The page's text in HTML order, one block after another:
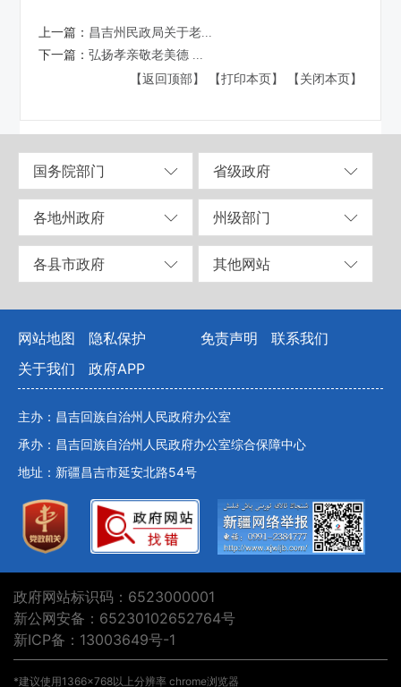
上一篇： 昌吉州民政局关于老...
下一篇：弘扬孝亲敬老美德 ...
【返回顶部】
【打印本页】 【关闭本页】
国务院部门 省级政府
各地州政府 州级部门
各县市政府 其他网站
网站地图 隐私保护 免责声明
联系我们
关于我们
政府APP
主办：昌吉回族自治州人民政府办公室
承办：昌吉回族自治州人民政府办公室综合保障中心
地址：新疆昌吉市延安北路54号
政府网站标识码：6523000001
新公网安备：65230102652764号
新ICP备：13003649号-1
*建议使用1366×768以上分辨率 chrome浏览器